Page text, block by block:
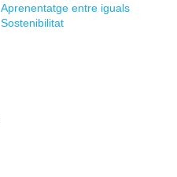
Aprenentatge entre iguals
Sostenibilitat